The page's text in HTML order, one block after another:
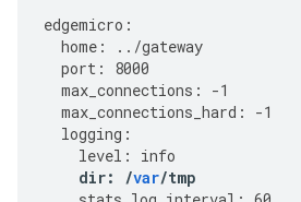
edgemicro :
home : ../gateway
port :
8000
max_connections : -1
max_connections_hard : -1
logging :
level :
info
dir: /var/tmp